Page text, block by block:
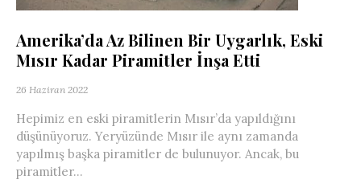
Amerika’da Az Bilinen Bir Uygarlık, Eski
Mısır Kadar Piramitler İnşa Etti
26 Haziran 2022
Hepimiz en eski piramitlerin Mısır’da yapıldığını
düşünüyoruz. Yeryüzünde Mısır ile aynı zamanda
yapılmış başka piramitler de bulunuyor. Ancak, bu
piramitler...